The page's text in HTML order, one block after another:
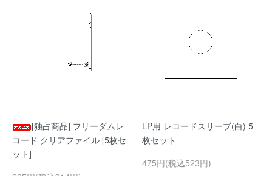
[独占商品] フリーダムレ
コード クリアファイル [5枚セ
ット]
LP用 レコードスリーブ(白) 5
枚セット
475円(税込523円)